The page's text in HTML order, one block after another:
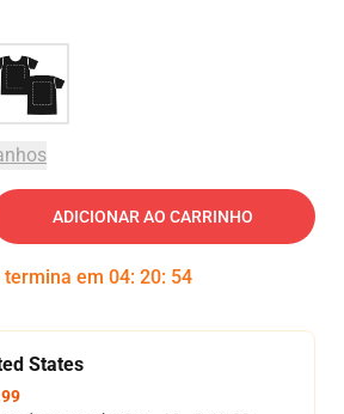
ADICIONAR AO CARRINHO
termina em 04: 20: 54
States